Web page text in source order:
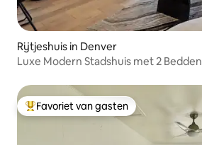
Rijtjeshuis in Denver
Luxe Modern Stadshuis met 2 Bedden
Topfavoriet van gasten
Favoriet van gasten